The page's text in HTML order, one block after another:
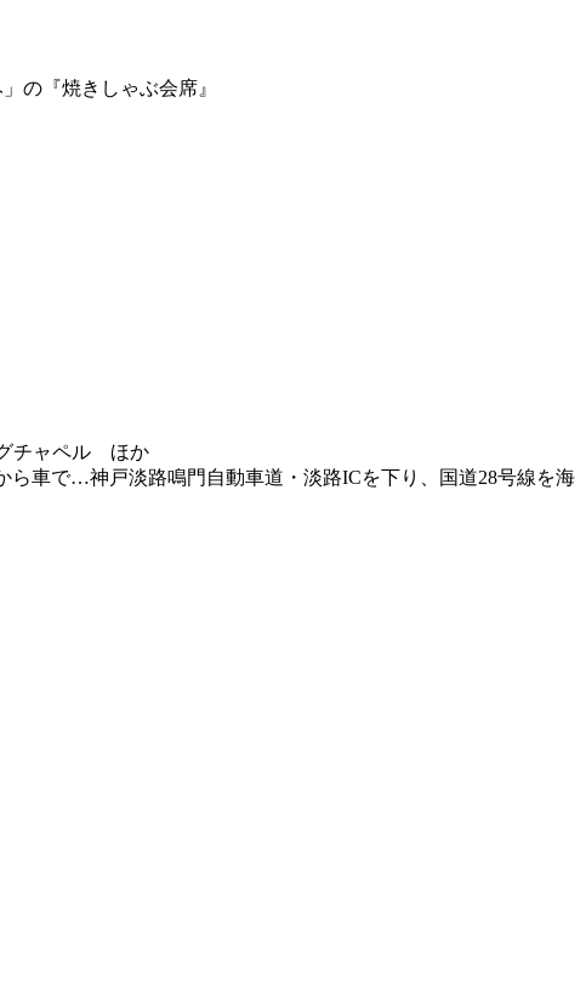
の『焼きしゃぶ会席』
グチャペル ほか
ら車で…神戸淡路鳴門自動車道・淡路ICを下り、国道28号線を海